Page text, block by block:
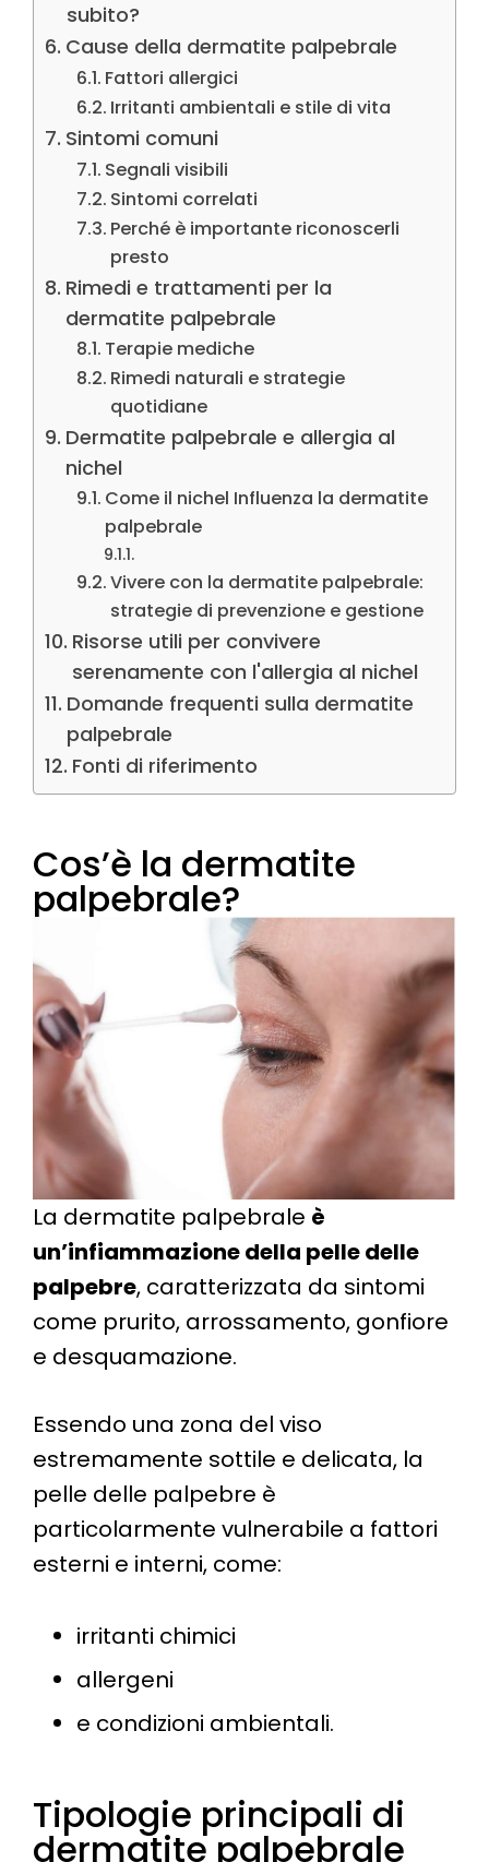
subito?
Cause della dermatite palpebrale
Fattori allergici
Irritanti ambientali e stile di vita
Sintomi comuni
Segnali visibili
Sintomi correlati
Perché è importante riconoscerli
presto
Rimedi e trattamenti per la
dermatite palpebrale
Terapie mediche
Rimedi naturali e strategie
quotidiane
Dermatite palpebrale e allergia al
nichel
Come il nichel Influenza la dermatite
palpebrale
Vivere con la dermatite palpebrale:
strategie di prevenzione e gestione
Risorse utili per convivere
serenamente con l'allergia al nichel
Domande frequenti sulla dermatite
palpebrale
Fonti di riferimento
Cos’è la dermatite
palpebrale?
La dermatite palpebrale è
un’infiammazione della pelle delle
palpebre, caratterizzata da sintomi
come prurito, arrossamento, gonfiore
e desquamazione.
Essendo una zona del viso
estremamente sottile e delicata, la
pelle delle palpebre è
particolarmente vulnerabile a fattori
esterni e interni, come:
irritanti chimici
allergeni
e condizioni ambientali​.
Tipologie principali di
dermatite palpebrale